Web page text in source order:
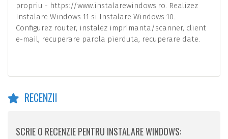
propriu - https://www.instalarewindows.ro. Realizez
Instalare Windows 11 si Instalare Windows 10.
Configurez router, instalez imprimanta/scanner, client
e-mail, recuperare parola pierduta, recuperare date.
RECENZII
SCRIE O RECENZIE PENTRU INSTALARE WINDOWS: